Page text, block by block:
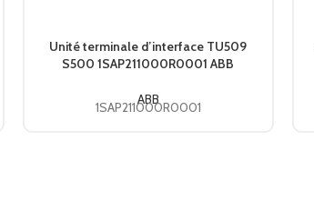
Unité terminale d’interface TU509
S500 1SAP211000R0001 ABB
ABB
1SAP211000R0001